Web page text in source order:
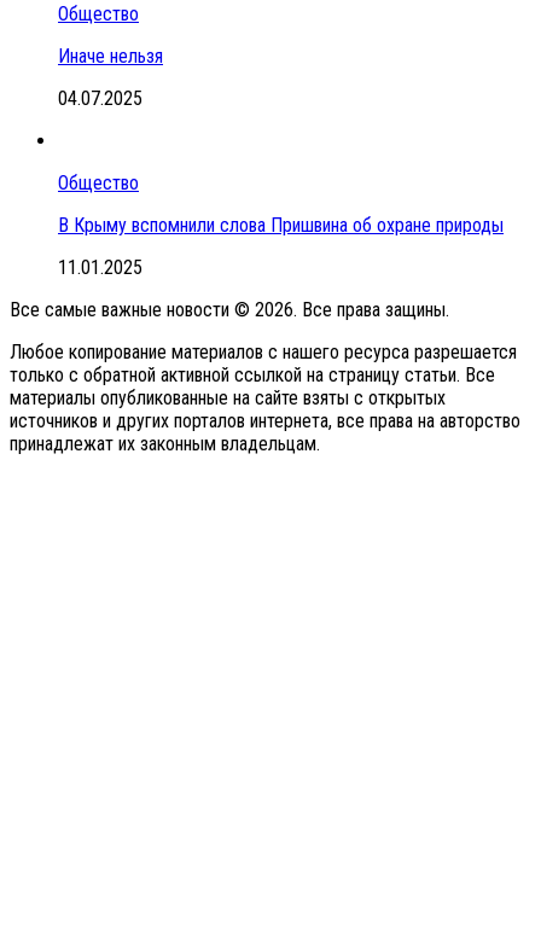
Общество
Иначе нельзя
04.07.2025
Общество
В Крыму вспомнили слова Пришвина об охране природы
11.01.2025
Все самые важные новости © 2026. Все права защины.
Любое копирование материалов с нашего ресурса разрешается
только с обратной активной ссылкой на страницу статьи. Все
материалы опубликованные на сайте взяты с открытых
источников и других порталов интернета, все права на авторство
принадлежат их законным владельцам.